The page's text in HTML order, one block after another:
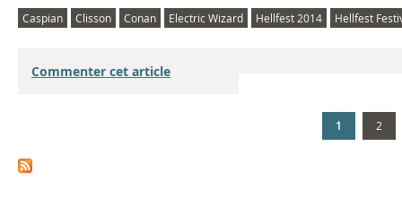
Caspian Clisson Conan Electric Wizard Hellfest 2014 Hellfest
Commenter cet article
1 2